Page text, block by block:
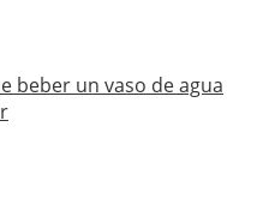
beber un vaso de agua